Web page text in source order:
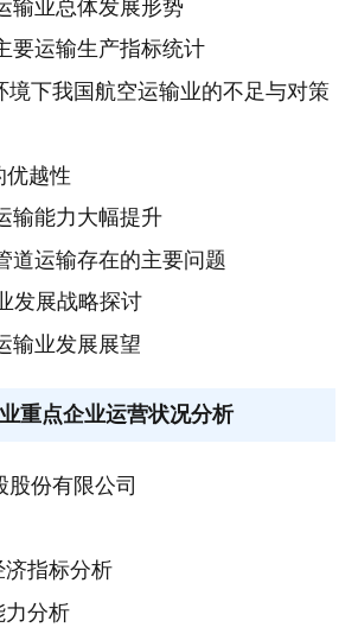
输业总体发展形势
要运输生产指标统计
境下我国航空运输业的不足与对策
优越性
输能力大幅提升
道运输存在的主要问题
发展战略探讨
输业发展展望
重点企业运营状况分析
股份有限公司
济指标分析
力分析